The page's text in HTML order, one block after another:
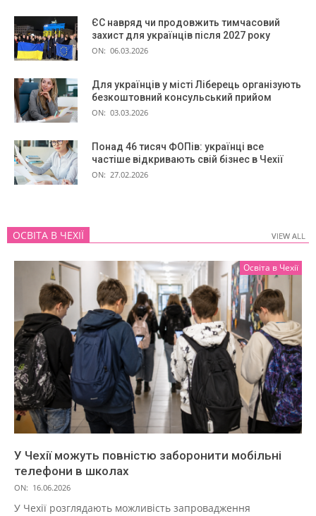
ЄС навряд чи продовжить тимчасовий
захист для українців після 2027 року
ON: 06.03.2026
Для українців у місті Ліберець організують
безкоштовний консульський прийом
ON: 03.03.2026
Понад 46 тисяч ФОПів: українці все
частіше відкривають свій бізнес в Чехії
ON: 27.02.2026
ОСВІТА В ЧЕХІЇ VIEW ALL
Освіта в Чехії
У Чехії можуть повністю заборонити мобільні
телефони в школах
ON: 16.06.2026
У Чехії розглядають можливість запровадження
VIEW ALL